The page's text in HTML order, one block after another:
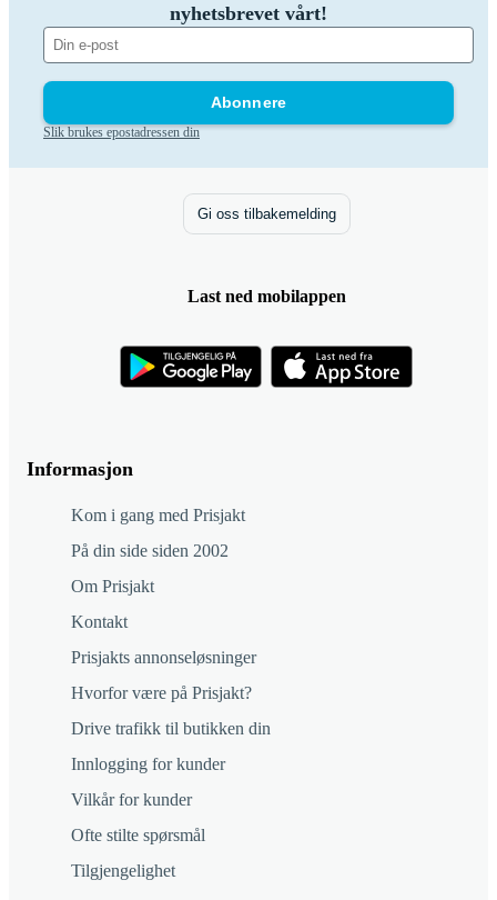
nyhetsbrevet vårt!
Abonnere
Slik brukes epostadressen din
Informasjon
Kom i gang med Prisjakt
På din side siden 2002
Om Prisjakt
Kontakt
Prisjakts annonseløsninger
Hvorfor være på Prisjakt?
Drive trafikk til butikken din
Innlogging for kunder
Vilkår for kunder
Ofte stilte spørsmål
Tilgjengelighet
Gi oss tilbakemelding
Last ned mobilappen